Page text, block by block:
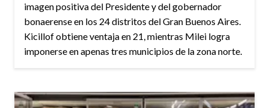
imagen positiva del Presidente y del gobernador
bonaerense en los 24 distritos del Gran Buenos Aires.
Kicillof obtiene ventaja en 21, mientras Milei logra
imponerse en apenas tres municipios de la zona norte.